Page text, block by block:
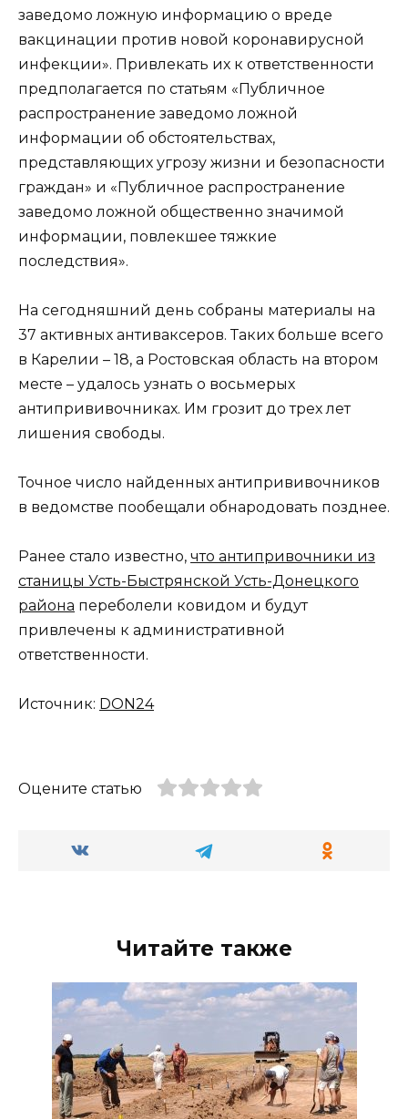
заведомо ложную информацию о вреде
вакцинации против новой коронавирусной
инфекции». Привлекать их к ответственности
предполагается по статьям «Публичное
распространение заведомо ложной
информации об обстоятельствах,
представляющих угрозу жизни и безопасности
граждан» и «Публичное распространение
заведомо ложной общественно значимой
информации, повлекшее тяжкие
последствия».
На сегодняшний день собраны материалы на
37 активных антиваксеров. Таких больше всего
в Карелии – 18, а Ростовская область на втором
месте – удалось узнать о восьмерых
антипрививочниках. Им грозит до трех лет
лишения свободы.
Точное число найденных антипрививочников
в ведомстве пообещали обнародовать позднее.
Ранее стало известно, что антипривочники из
станицы Усть-Быстрянской Усть-Донецкого
района переболели ковидом и будут
привлечены к административной
ответственности.
Источник: DON24
Оцените статью
Читайте также